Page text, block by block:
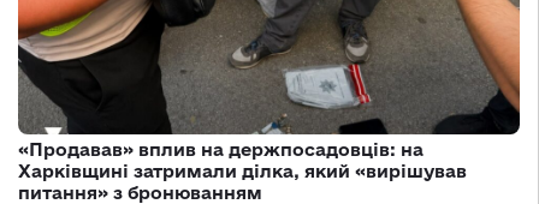
«Продавав» вплив на держпосадовців: на
Харківщині затримали ділка, який «вирішував
питання» з бронюванням